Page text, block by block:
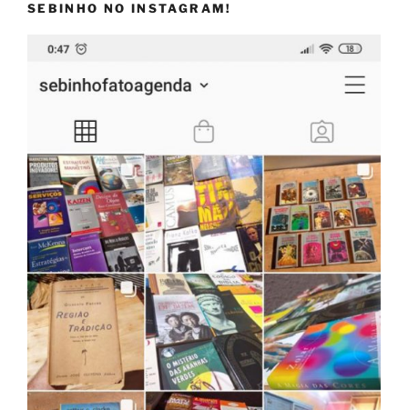
SEBINHO NO INSTAGRAM!